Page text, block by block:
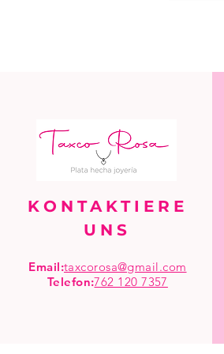
KONTAKTIERE
UNS
Email:taxcorosa@gmail.com
Telefon:762 120 7357